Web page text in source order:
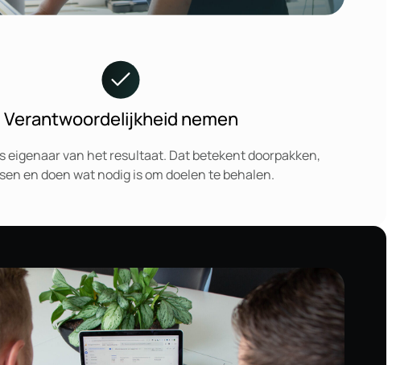
Verantwoordelijkheid nemen
eigenaar van het resultaat. Dat betekent doorpakken,
en doen wat nodig is om doelen te behalen.